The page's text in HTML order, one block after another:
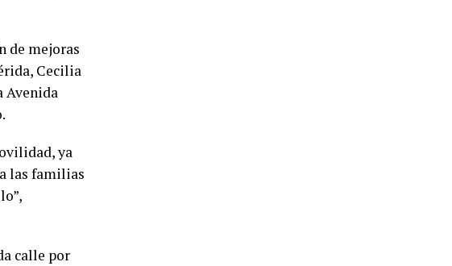
de mejoras
Cecilia
Avenida
ya
las familias
calle por